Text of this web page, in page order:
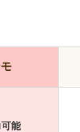
能